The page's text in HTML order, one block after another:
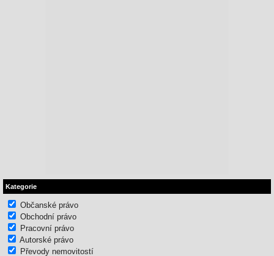
Kategorie
Občanské právo
Obchodní právo
Pracovní právo
Autorské právo
Převody nemovitostí